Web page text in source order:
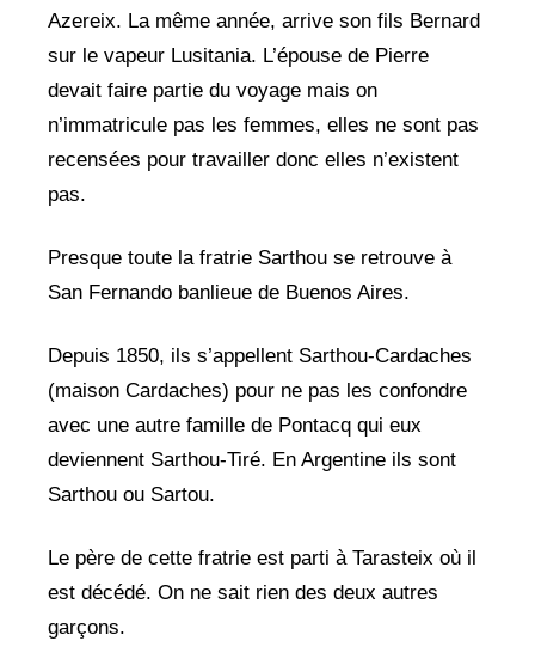
Azereix. La même année, arrive son fils Bernard
sur le vapeur Lusitania. L’épouse de Pierre
devait faire partie du voyage mais on
n’immatricule pas les femmes, elles ne sont pas
recensées pour travailler donc elles n’existent
pas.
Presque toute la fratrie Sarthou se retrouve à
San Fernando banlieue de Buenos Aires.
Depuis 1850, ils s’appellent Sarthou-Cardaches
(maison Cardaches) pour ne pas les confondre
avec une autre famille de Pontacq qui eux
deviennent Sarthou-Tiré. En Argentine ils sont
Sarthou ou Sartou.
Le père de cette fratrie est parti à Tarasteix où il
est décédé. On ne sait rien des deux autres
garçons.